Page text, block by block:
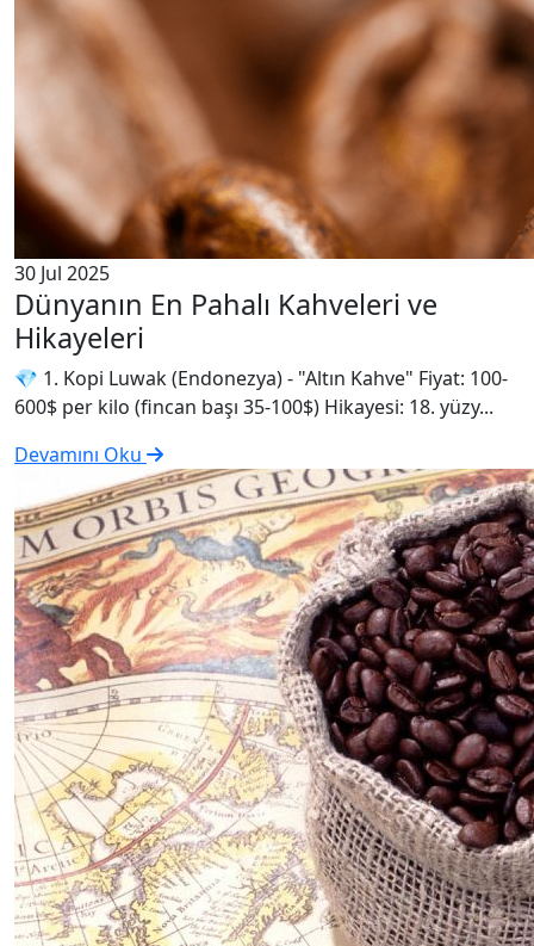
30 Jul 2025
Dünyanın En Pahalı Kahveleri ve
Hikayeleri
💎 1. Kopi Luwak (Endonezya) - "Altın Kahve" Fiyat: 100-
600$ per kilo (fincan başı 35-100$) Hikayesi: 18. yüzy...
Devamını Oku